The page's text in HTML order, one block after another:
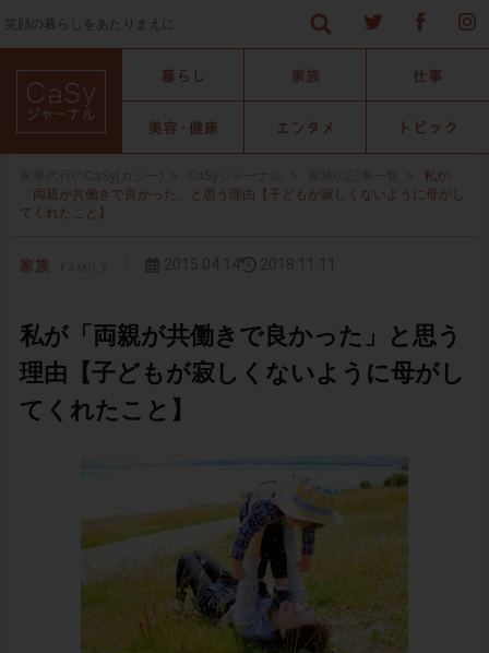
笑顔の暮らしをあたりまえに
私が
「両親が共働きで良かった」と思う理由【子どもが寂しくないように母がし
てくれたこと】
私が「両親が共働きで良かった」と思う
理由【子どもが寂しくないように母がし
てくれたこと】